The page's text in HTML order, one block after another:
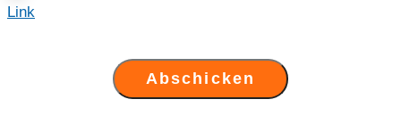
Link
Abschicken